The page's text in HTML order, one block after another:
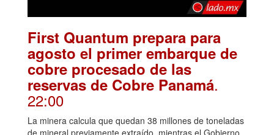
First Quantum prepara para
agosto el primer embarque de
cobre procesado de las
reservas de Cobre Panamá.
22:00
La minera calcula que quedan 38 millones de toneladas